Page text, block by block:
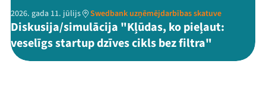
2026. gada 11. jūlijs Swedbank uzņēmējdarbības skatuve
Diskusija/simulācija "Kļūdas, ko pieļaut:
veselīgs startup dzīves cikls bez filtra"